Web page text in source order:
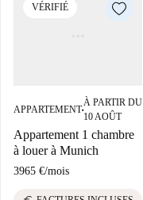
VÉRIFIÉ
APPARTEMENT■
À PARTIR DU
10 AOÛT
Appartement 1 chambre
à louer à Munich
3965 €/mois